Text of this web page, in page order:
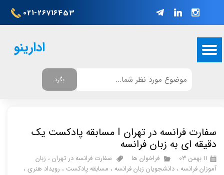
021-26716453
ادارینو
بگرد
سفارت فرانسه در تهران I مسابقه پادکست یک
دقیقه ای به زبان فرانسه
۱۱ بهمن ۰۳ فراخوان ها سفارت فرانسه در تهران ، زبان
آموزان فرانسه ،دانشجویان زبان فرانسه ، مسابقه پادکست ، رویداد هنری ،